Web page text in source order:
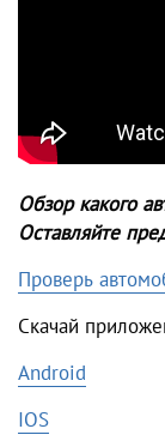
Обзор какого
Оставляйте
Проверь
Скачай
Android
IOS